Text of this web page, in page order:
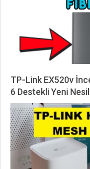
TP-Link EX520v
6 Destekli Yeni
2025-
09-
04